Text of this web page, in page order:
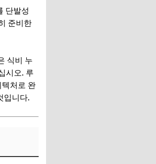
단발성
준비한
식비 누
시오. 루
처로 완
입니다.